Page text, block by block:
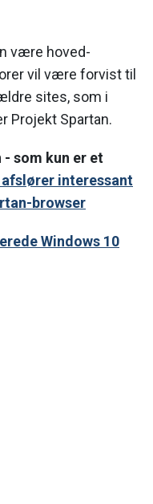
være hoved-
vil være forvist til
sites, som i
Projekt Spartan.
som kun er et
interessant
browser
Windows 10